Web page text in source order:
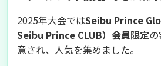
2025年大会ではSeibu Prince
Seibu Prince CLUB）会員限定
意され、人気を集めました。